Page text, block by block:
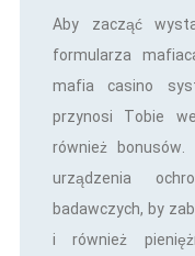
Aby zacząć
formularza
mafia casino
przynosi Tobie
również
urządzenia
badawczych, by
i również